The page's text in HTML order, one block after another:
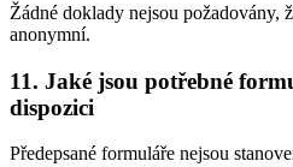
Žádné doklady nejsou požadovány,
anonymní.
11. Jaké jsou potřebné
dispozici
Předepsané formuláře nejsou